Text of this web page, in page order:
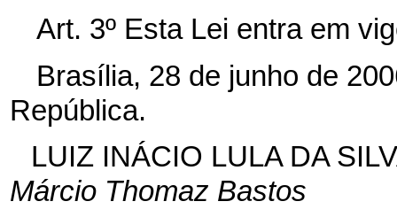
Art. 3º Esta Lei entra em
Brasília, 28 de junho de
República.
LUIZ INÁCIO LULA DA
Márcio Thomaz Bastos